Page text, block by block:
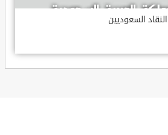
السعوديين